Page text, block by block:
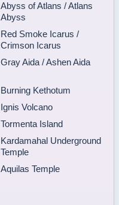
Abyss of Atlans / Atlans
Abyss
Red Smoke Icarus /
Crimson Icarus
Gray Aida / Ashen Aida
Burning Kethotum
Ignis Volcano
Tormenta Island
Kardamahal Underground
Temple
Aquilas Temple